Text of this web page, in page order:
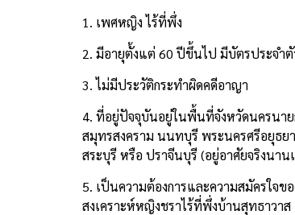
1. เพศหญิง ไร้ที่พึ่ง
2. มีอายุตั้งแต่ 60 ปีขึ้นไป มีบัตรประจำ
3. ไม่มีประวัติกระทำผิดคดีอาญา
4. ที่อยู่ปัจจุบันอยู่ในพื้นที่จังหวัดนครนา
สมุทรสงคราม นนทบุรี พระนครศรีอยุธย
สระบุรี หรือ ปราจีนบุรี (อยู่อาศัยจริงนาน
5. เป็นความต้องการและความสมัครใจข
สงเคราะห์หญิงชราไร้ที่พึ่งบ้านสุทธาวาส